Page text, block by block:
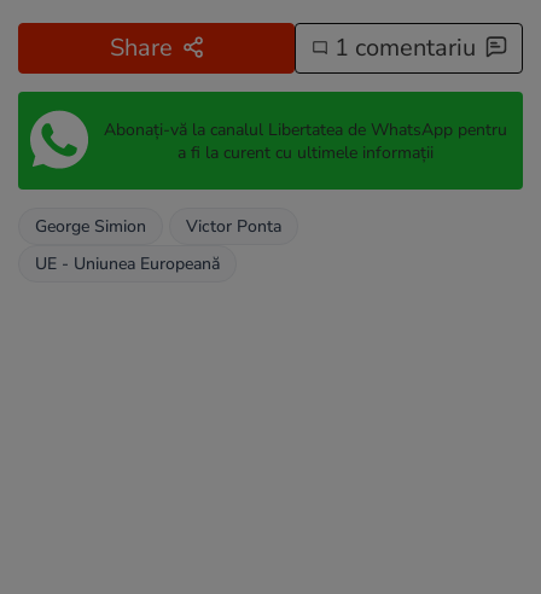
Share 1 comentariu
Abonați-vă la canalul Libertatea de WhatsApp pentru
a fi la curent cu ultimele informații
George Simion
Victor Ponta
UE - Uniunea Europeană